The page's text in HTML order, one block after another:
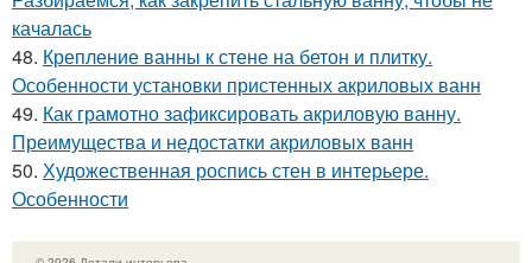
качалась
48. Крепление ванны к стене на бетон и плитку.
Особенности установки пристенных акриловых ванн
49. Как грамотно зафиксировать акриловую ванну.
Преимущества и недостатки акриловых ванн
50. Художественная роспись стен в интерьере.
Особенности